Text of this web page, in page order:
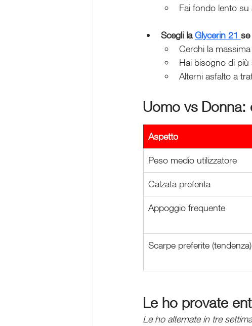
Fai fondo lento
Scegli la Glycerin 21 se
Cerchi la
Hai bisogno di
Alterni asfalto a
Uomo vs Donna:
Aspetto
Peso medio utilizzatore
Calzata preferita
Appoggio frequente
Scarpe preferite (tendenza)
Le ho provate
Le ho alternate in tre